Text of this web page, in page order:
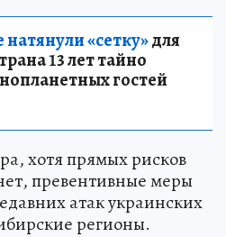
«сетку»для
13 лет тайно
гостей
хотя прямых рисков
превентивные меры
атак украинских
регионы.